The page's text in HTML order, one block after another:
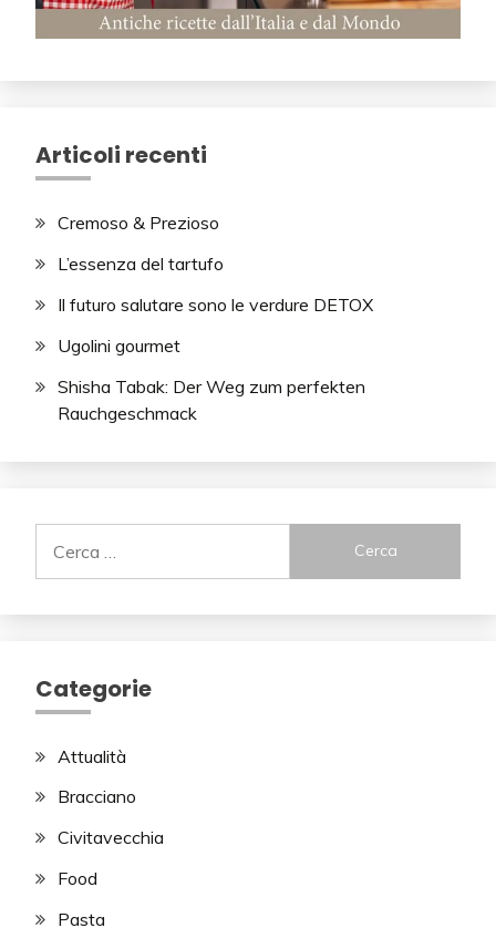
Articoli recenti
Cremoso & Prezioso
L’essenza del tartufo
Il futuro salutare sono le verdure DETOX
Ugolini gourmet
Shisha Tabak: Der Weg zum perfekten
Rauchgeschmack
per:
Categorie
Attualità
Bracciano
Civitavecchia
Food
Pasta